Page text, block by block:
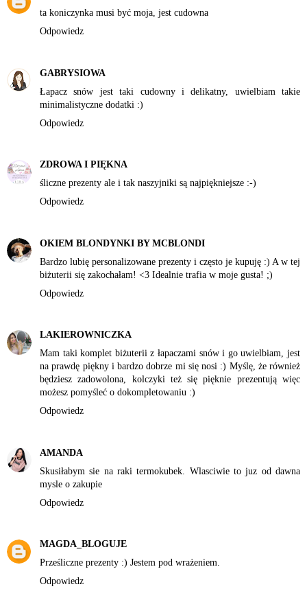
ta koniczynka musi być moja, jest cudowna
Odpowiedz
GABRYSIOWA
Łapacz snów jest taki cudowny i delikatny, uwielbiam takie
minimalistyczne dodatki :)
Odpowiedz
ZDROWA I PIĘKNA
śliczne prezenty ale i tak naszyjniki są najpiękniejsze :-)
Odpowiedz
OKIEM BLONDYNKI BY MCBLONDI
Bardzo lubię personalizowane prezenty i często je kupuję :) A w tej
biżuterii się zakochałam! <3 Idealnie trafia w moje gusta! ;)
Odpowiedz
LAKIEROWNICZKA
Mam taki komplet biżuterii z łapaczami snów i go uwielbiam, jest
na prawdę piękny i bardzo dobrze mi się nosi :) Myślę, że również
będziesz zadowolona, kolczyki też się pięknie prezentują więc
możesz pomyśleć o dokompletowaniu :)
Odpowiedz
AMANDA
Skusiłabym sie na raki termokubek. Wlasciwie to juz od dawna
mysle o zakupie
Odpowiedz
MAGDA_BLOGUJE
Prześliczne prezenty :) Jestem pod wrażeniem.
Odpowiedz